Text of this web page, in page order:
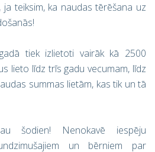
ja teiksim, ka naudas tērēšana uz
tiek izlietoti vairāk kā 2500
lieto līdz trīs gadu vecumam, līdz
summas lietām, kas tik un tā
šodien! Nenokavē iespēju
un bērniem par